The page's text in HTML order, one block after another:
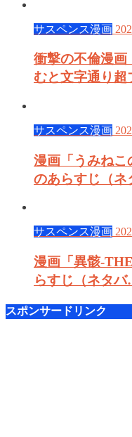
サスペンス漫画
衝撃の不倫漫画
むと文字通り
サスペンス漫画
漫画「うみね
のあらすじ（
サスペンス漫画
漫画「異骸-
らすじ（ネタ
スポンサードリンク